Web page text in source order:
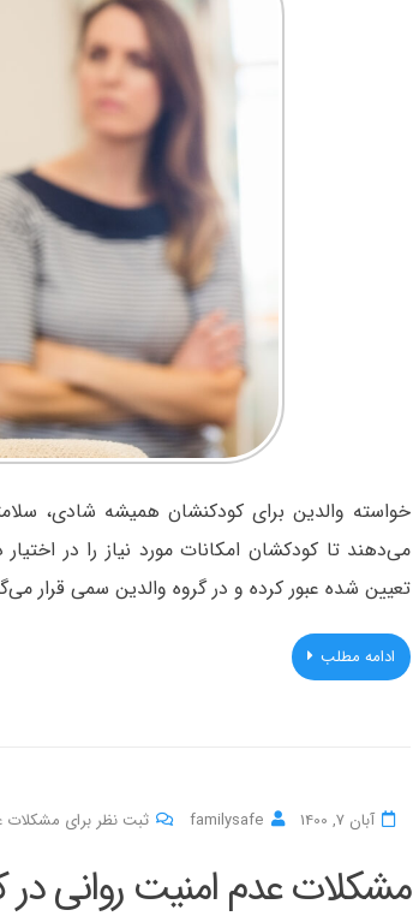
خواسته والدین برای کودکنشان همیشه شادی،
می‌دهند تا کودکشان امکانات مورد نیاز را در
تعیین شده عبور کرده و در گروه والدین سمی قرار
ادامه مطلب
آبان 7, 1400 familysafe ثبت نظر برای مشکلات
مشکلات عدم امنیت روانی در